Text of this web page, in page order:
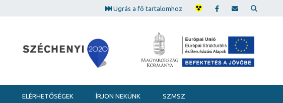
Ugrás a fő tartalomhoz
ELÉRHETŐSÉGEK ÍRJON NEKÜNK SZMSZ